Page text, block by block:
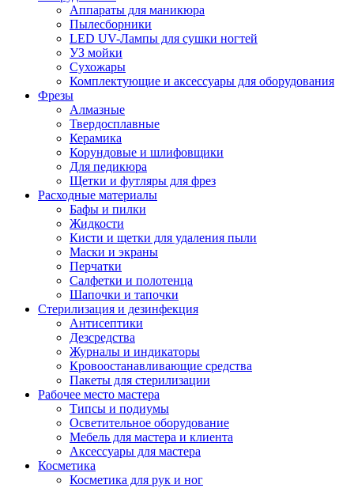
Аппараты для маникюра
Пылесборники
LED UV-Лампы для сушки ногтей
УЗ мойки
Сухожары
Комплектующие и аксессуары для оборудования
Фрезы
Алмазные
Твердосплавные
Керамика
Корундовые и шлифовщики
Для педикюра
Щетки и футляры для фрез
Расходные материалы
Бафы и пилки
Жидкости
Кисти и щетки для удаления пыли
Маски и экраны
Перчатки
Салфетки и полотенца
Шапочки и тапочки
Стерилизация и дезинфекция
Антисептики
Дезсредства
Журналы и индикаторы
Кровоостанавливающие средства
Пакеты для стерилизации
Рабочее место мастера
Типсы и подиумы
Осветительное оборудование
Мебель для мастера и клиента
Аксессуары для мастера
Косметика
Косметика для рук и ног